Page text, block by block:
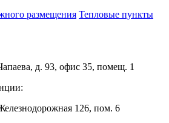
размещения Тепловые пункты
д. 93, офис 35, помещ. 1
126, пом. 6